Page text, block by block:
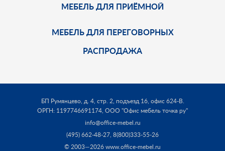
МЕБЕЛЬ ДЛЯ ПРИЁМНОЙ
МЕБЕЛЬ ДЛЯ ПЕРЕГОВОРНЫХ
РАСПРОДАЖА
БП Румянцево, д. 4, стр. 2, подъезд 16, офис 624-В.
ОРГН: 1197746691174, ООО "Офис мебель точка ру"
info@office-mebel.ru
(495) 662-48-27, 8(800)333-55-26
© 2003—2026 www.office-mebel.ru